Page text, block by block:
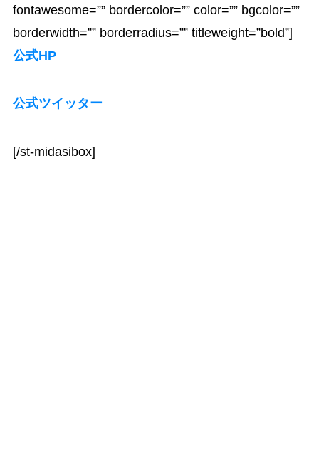
fontawesome=”” bordercolor=”” color=”” bgcolor=””
borderwidth=”” borderradius=”” titleweight=”bold”]
公式HP
公式ツイッター
[/st-midasibox]